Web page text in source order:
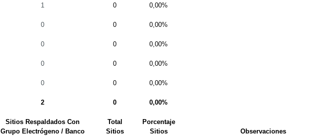
1 0 0,00%
0 0 0,00%
0 0 0,00%
0 0 0,00%
0 0 0,00%
2 0 0,00%
Sitios Respaldados Con
Grupo Electrógeno / Banco
Total
Sitios
Porcentaje
Sitios
Observaciones